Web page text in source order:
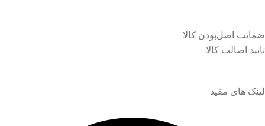
ضمانت اصل‌بودن کالا
تایید اصالت کالا
لینک های مفید